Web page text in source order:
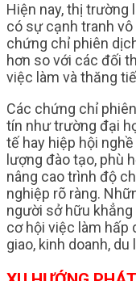
Hiện nay, thị trường
có sự cạnh tranh
chứng chỉ phiên
hơn so với các đối
việc làm và thăng
Các chứng chỉ
tín như trường đại
tế hay hiệp hội
lượng đào tạo, phù
nâng cao trình độ
nghiệp rõ ràng.
người sở hữu
cơ hội việc làm hấp
giao, kinh doanh,